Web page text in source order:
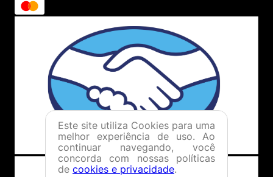
Este site utiliza Cookies para uma
melhor experiência de uso. Ao
continuar navegando, você
concorda com nossas políticas
de cookies e privacidade.